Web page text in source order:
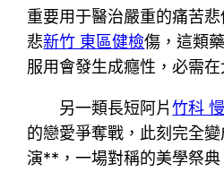
重要用于醫治嚴重的痛苦
悲新竹 東區健檢傷，這類
服用會發生成癮性，必需
另一類長短阿片竹科
的戀愛爭奪戰，此刻完全
演**，一場對稱的美學祭